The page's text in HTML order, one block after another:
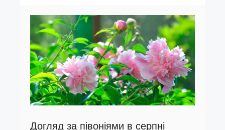
Догляд за півоніями в серпні